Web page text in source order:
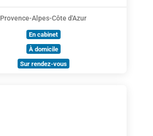
Provence-Alpes-Côte d'Azur
En cabinet
À domicile
Sur rendez-vous